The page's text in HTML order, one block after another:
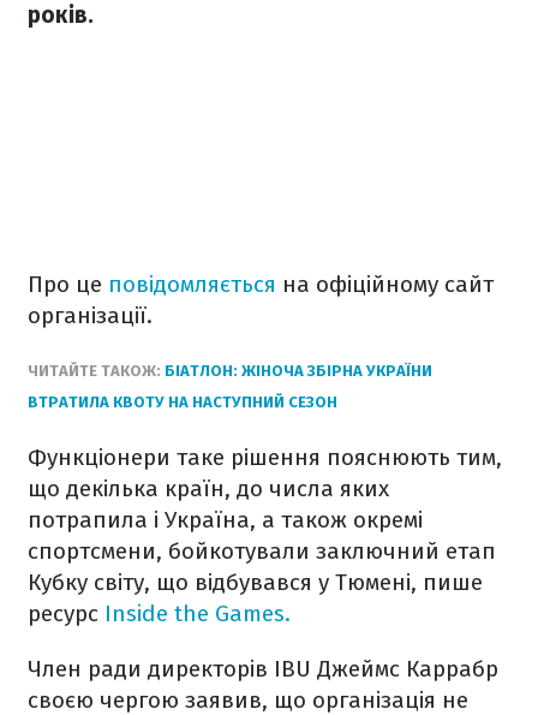
років.
Про це повідомляється на офіційному сайт
організації.
ЧИТАЙТЕ ТАКОЖ: БІАТЛОН: ЖІНОЧА ЗБІРНА УКРАЇНИ
ВТРАТИЛА КВОТУ НА НАСТУПНИЙ СЕЗОН
Функціонери таке рішення пояснюють тим,
що декілька країн, до числа яких
потрапила і Україна, а також окремі
спортсмени, бойкотували заключний етап
Кубку світу, що відбувався у Тюмені, пише
ресурс Inside the Games.
Член ради директорів IBU Джеймс Каррабр
своєю чергою заявив, що організація не